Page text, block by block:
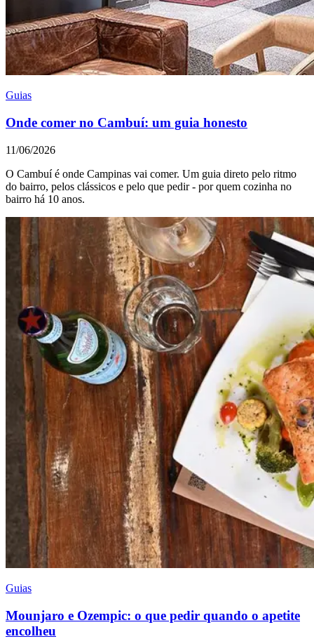
Guias
Onde comer no Cambuí: um guia honesto
11/06/2026
O Cambuí é onde Campinas vai comer. Um guia direto pelo ritmo
do bairro, pelos clássicos e pelo que pedir - por quem cozinha no
bairro há 10 anos.
Guias
Mounjaro e Ozempic: o que pedir quando o apetite
encolheu